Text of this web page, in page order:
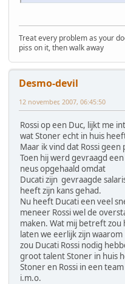
Treat every problem as your
piss on it, then walk away
Desmo-devil
12 november, 2007, 06:45:50
Rossi op een Duc, lijkt me
wat Stoner echt in huis
Maar ik vind dat Rossi
Toen hij werd gevraagd
neus opgehaald omdat
Ducati zijn gevraagde
heeft zijn kans gehad.
Nu heeft Ducati een veel
meneer Rossi wel de
maken. Wat mij betreft zou
laten we eerlijk zijn waarom
zou Ducati Rossi nodig
groot talent Stoner in huis
Stoner en Rossi in een
i.m.o.